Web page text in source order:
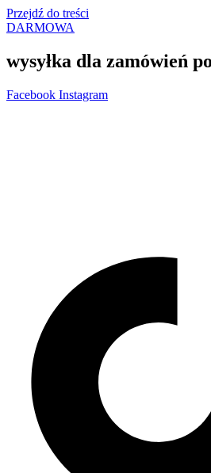
Przejdź do treści
DARMOWA
wysyłka dla zamówień
Facebook Instagram